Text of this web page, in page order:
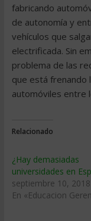
fabricando
de autonomía y
vehículos que
electrificada. Sin
problema de las
que está frenando
automóviles entre
Relacionado
¿Hay demasiadas
universidades en
septiembre 10, 2018
En «Educacion